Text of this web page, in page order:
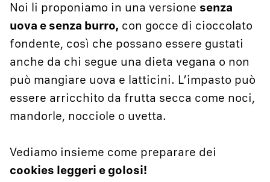
Noi li proponiamo in una versione senza
uova e senza burro, con gocce di cioccolato
fondente, così che possano essere gustati
anche da chi segue una dieta vegana o non
può mangiare uova e latticini. L’impasto può
essere arricchito da frutta secca come noci,
mandorle, nocciole o uvetta.
Vediamo insieme come preparare dei
cookies leggeri e golosi!